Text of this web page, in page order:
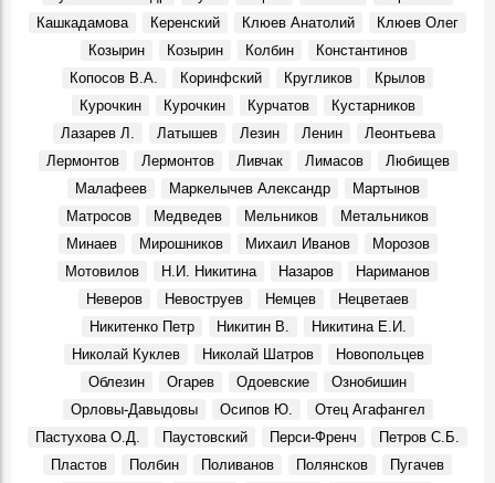
В Музее изобразительного искусства XX-XXI вв.
откроется юбилейная выставка Аркадия Егуткина
События, 2 Апреля 2026
День работника культуры. Луиза Баюра – 55 лет в
Художественном музее! Видео
Крылья. Музей «Симбирская фотография» показывает
уникальные кадры из семейного архива Юрия
Белозёрова, посвящённые авиации
События, 12 Марта 2026
Перекресток улиц Минаева и 12 Сентября, 1970-е
Фото, 1 Июня 1974
Судьба кавалера. Князь Сергей Михайлович Баратаев
Герои, 21 Октября 1861
От Дворца бракосочетаний до Дома техники
Димитровградскому драматическому театру им. А. Н.
Островского – 115 лет!
Места, 28 Марта 2026
Кашкадамова
Керенский Клюев Анатолий
Клюев Олег
Козырин
Козырин Колбин
Константинов
Копосов В.А.
Коринфский Кругликов
Крылов
Курочкин
Курочкин Курчатов
Кустарников
Лазарев Л.
Латышев Лезин Ленин
Леонтьева
Лермонтов
Лермонтов Ливчак Лимасов
Любищев
Малафеев
Маркелычев Александр
Мартынов
Матросов
Медведев Мельников
Метальников
Минаев
Мирошников Михаил Иванов
Морозов
Мотовилов
Н.И. Никитина Назаров
Нариманов
Неверов
Невоструев Немцев
Нецветаев
Никитенко Петр
Никитин В.
Никитина Е.И.
Николай Куклев
Николай Шатров
Новопольцев
Облезин
Огарев Одоевские
Ознобишин
Орловы-Давыдовы
Осипов Ю.
Отец Агафангел
Пастухова О.Д.
Паустовский Перси-Френч
Петров С.Б.
Пластов
Полбин Поливанов Полянсков
Пугачев